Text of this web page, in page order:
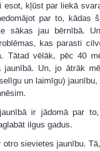
kļūst par liekā
par to, kādas
sākas jau bērnībā.
kas parasti
Tātad vēlāk, pēc 40
jaunībā. Un, jo ātrāk
un laimīgu)
ir jādomā par
ilgus gadus.
otro sievietes jaunību.